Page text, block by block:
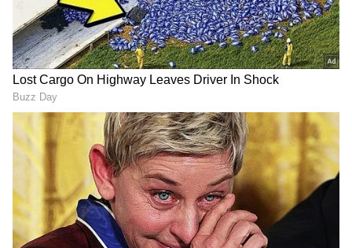
DOWNLOAD APP
ಕನ್ನಡ ಸಿನಿಮಾ (Kannada Cinema News
), ಟಿವಿ
ಕಾರ್ಯಕ್ರಮಗಳು (Kannada TV Shows ), ಸೆಲೆಬ್ರಿಟಿ
ಸುದ್ದಿಗಳು ಮತ್ತು ಇತ್ತೀಚಿನ ಸುದ್ದಿಗಳಿಗಾಗಿ ಏಷ್ಯಾನೆಟ್
ಸುವರ್ಣ ನ್ಯೂಸ್‌ನಲ್ಲಿ ಮನರಂಜನಾ ವಿಭಾಗ ನೋಡಿ.
ಸಿನಿಮಾ ವಿಮರ್ಶೆಗಳು (Kannada Movies Review
ತಾರೆಯರ ಸಂದರ್ಶನಗಳು, ಧಾರಾವಾಹಿ ಅಪ್‌ಡೇಟ್ಸ್‌,
ತೆರೆಮರೆಯ ಕಥೆಗಳು,OTT ರಿಲೀಸ್‌ಗಳ ಬಗ್ಗೆ